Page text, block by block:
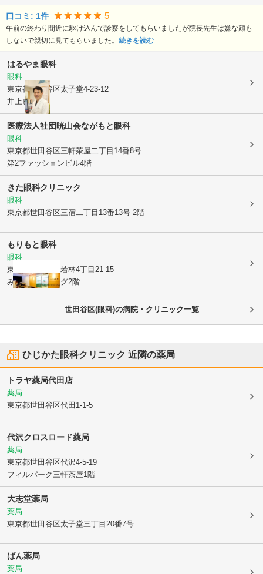
口コミ: 1件 5
午前の終わり間近に駆け込んで診察をしてもらいましたが院長先生は嫌な顔も
しないで親切に見てもらいました。 続きを読む
はるやま眼科
眼科
東京都世田谷区太子堂4-23-12
井上ビル5階
医療法人社団晄山会ながもと眼科
眼科
東京都世田谷区三軒茶屋二丁目14番8号
第2ファッションビル4階
きた眼科クリニック
眼科
東京都世田谷区三宿二丁目13番13号-2階
もりもと眼科
眼科
東京都世田谷区 若林4丁目21-15
みなとビルヂング2階
世田谷区(眼科)の病院・クリニック一覧
ひじかた眼科クリニック 近隣の薬局
トラヤ薬局代田店
薬局
東京都世田谷区代田1-1-5
代沢クロスロード薬局
薬局
東京都世田谷区代沢4-5-19
フィルパーク三軒茶屋1階
大志堂薬局
薬局
東京都世田谷区太子堂三丁目20番7号
ばん薬局
薬局